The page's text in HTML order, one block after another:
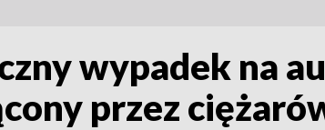
wypadek na
przez